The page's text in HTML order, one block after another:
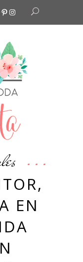
Pinterest
Instagram
EN